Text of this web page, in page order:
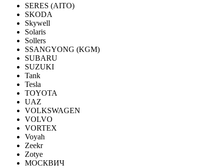
SERES (AITO)
SKODA
Skywell
Solaris
Sollers
SSANGYONG (KGM)
SUBARU
SUZUKI
Tank
Tesla
TOYOTA
UAZ
VOLKSWAGEN
VOLVO
VORTEX
Voyah
Zeekr
Zotye
МОСКВИЧ